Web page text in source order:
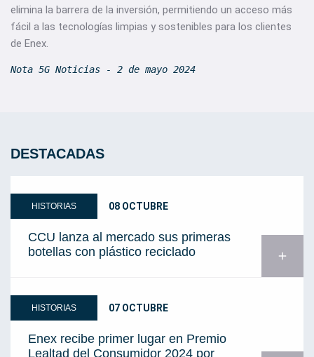
elimina la barrera de la inversión, permitiendo un acceso más
fácil a las tecnologías limpias y sostenibles para los clientes
de Enex.
Nota 5G Noticias - 2 de mayo 2024
DESTACADAS
HISTORIAS 08 OCTUBRE
CCU lanza al mercado sus primeras
botellas con plástico reciclado
add
HISTORIAS 07 OCTUBRE
Enex recibe primer lugar en Premio
Lealtad del Consumidor 2024 por